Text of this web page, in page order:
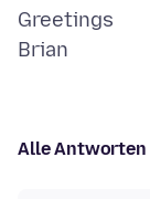
Greetings
Alle Antworten